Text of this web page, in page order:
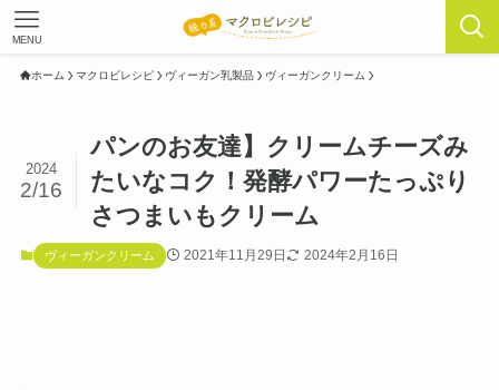
MENU
ホーム マクロビレシピ ヴィーガン乳製品 ヴィーガンクリーム
パンのお友達】クリームチーズみ
たいなコク！発酵パワーたっぷり
さつまいもクリーム
2024
2/16
ヴィーガンクリーム 2021年11月29日 2024年2月16日